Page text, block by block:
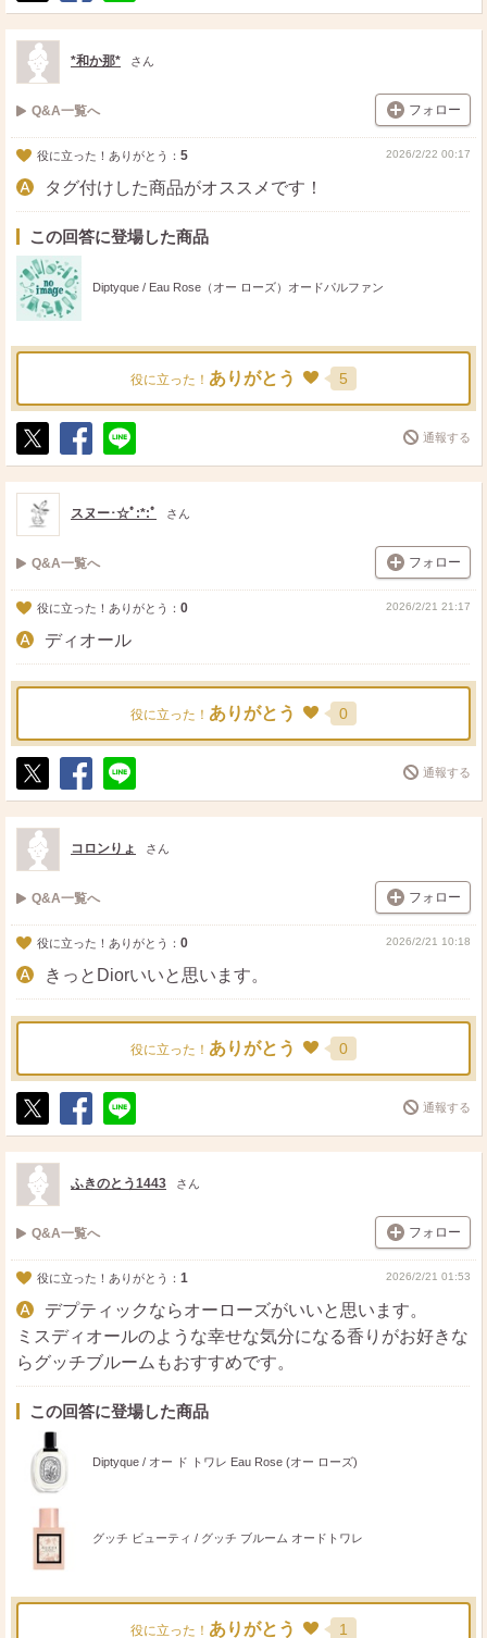
ポ
ス
ト
シ
ェ
送
る
*和か那* さん
Q&A一覧へ フォロー
役に立った！ありがとう： 5 2026/2/22 00:17
タグ付けした商品がオススメです！
この回答に登場した商品
Diptyque / Eau Rose（オー ローズ）オードパルファン
役に立った！ ありがとう 5
ポ
ス
ト
シ
ェ
送
る
通報する
スヌー･☆ﾟ:*:ﾟ さん
Q&A一覧へ フォロー
役に立った！ありがとう： 0 2026/2/21 21:17
ディオール
役に立った！ ありがとう 0
ポ
ス
ト
シ
ェ
送
る
通報する
コロンりょ さん
Q&A一覧へ フォロー
役に立った！ありがとう： 0 2026/2/21 10:18
きっとDiorいいと思います。
役に立った！ ありがとう 0
ポ
ス
ト
シ
ェ
送
る
通報する
ふきのとう1443 さん
Q&A一覧へ フォロー
役に立った！ありがとう： 1 2026/2/21 01:53
デプティックならオーローズがいいと思います。
ミスディオールのような幸せな気分になる香りがお好きな
らグッチブルームもおすすめです。
この回答に登場した商品
Diptyque / オー ド トワレ Eau Rose (オー ローズ)
グッチ ビューティ / グッチ ブルーム オードトワレ
役に立った！ ありがとう 1